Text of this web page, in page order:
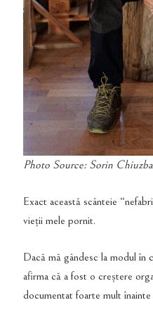
Photo Source: Sorin
Exact această scânteie
vieții mele pornit.
Dacă mă gândesc la modul în
afirma că a fost o creștere
documentat foarte mult